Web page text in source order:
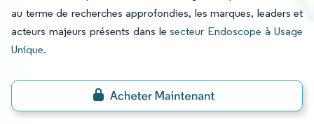
au terme de recherches approfondies, les marques, leaders et
acteurs majeurs présents dans lesecteur Endoscope à Usage
Unique.